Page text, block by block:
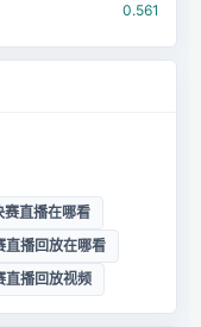
0.561
赛直播在哪看
直播回放在哪看
直播回放视频